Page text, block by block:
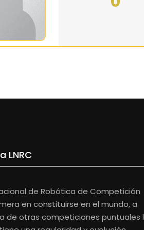
LNRC
de Robótica de Competición
en constituirse en el mundo, a
de otras competiciones puntuales